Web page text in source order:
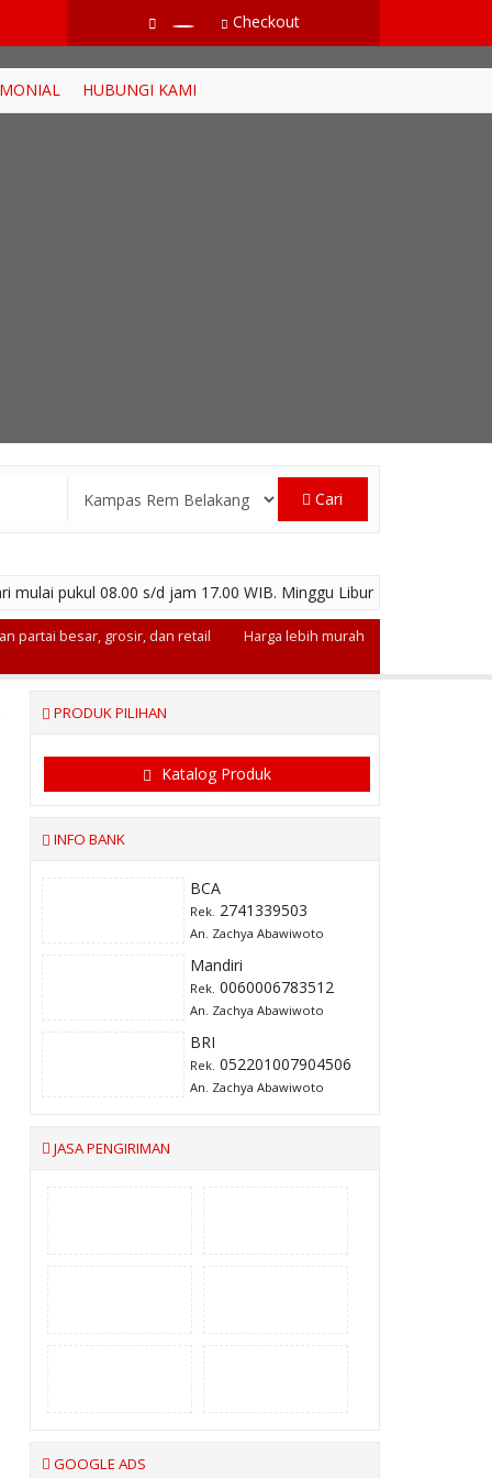
Checkout
HUBUNGI KAMI
Cari
mulai pukul 08.00 s/d jam 17.00 WIB. Minggu Libur
partai besar, grosir, dan retail
Harga lebih murah
PRODUK PILIHAN
Katalog Produk
INFO BANK
BCA
Rek. 2741339503
An. Zachya Abawiwoto
Mandiri
Rek. 0060006783512
An. Zachya Abawiwoto
BRI
Rek. 052201007904506
An. Zachya Abawiwoto
JASA PENGIRIMAN
GOOGLE ADS